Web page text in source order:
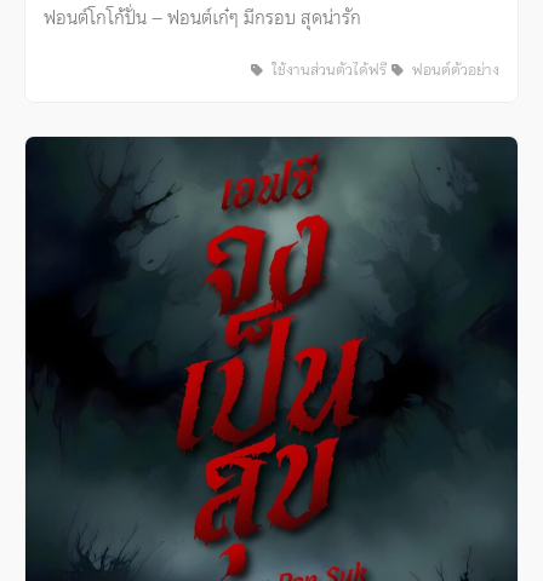
ฟอนต์โกโก้ปั่น – ฟอนต์เก๋ๆ มีกรอบ สุดน่ารัก
ใช้งานส่วนตัวได้ฟรี ฟอนต์ตัวอย่าง